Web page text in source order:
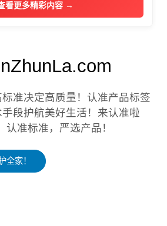
看更多精彩内容 →
准决定高质量！认准产品标签
段护航美好生活！来认准啦
认准标准，严选产品！
全家！